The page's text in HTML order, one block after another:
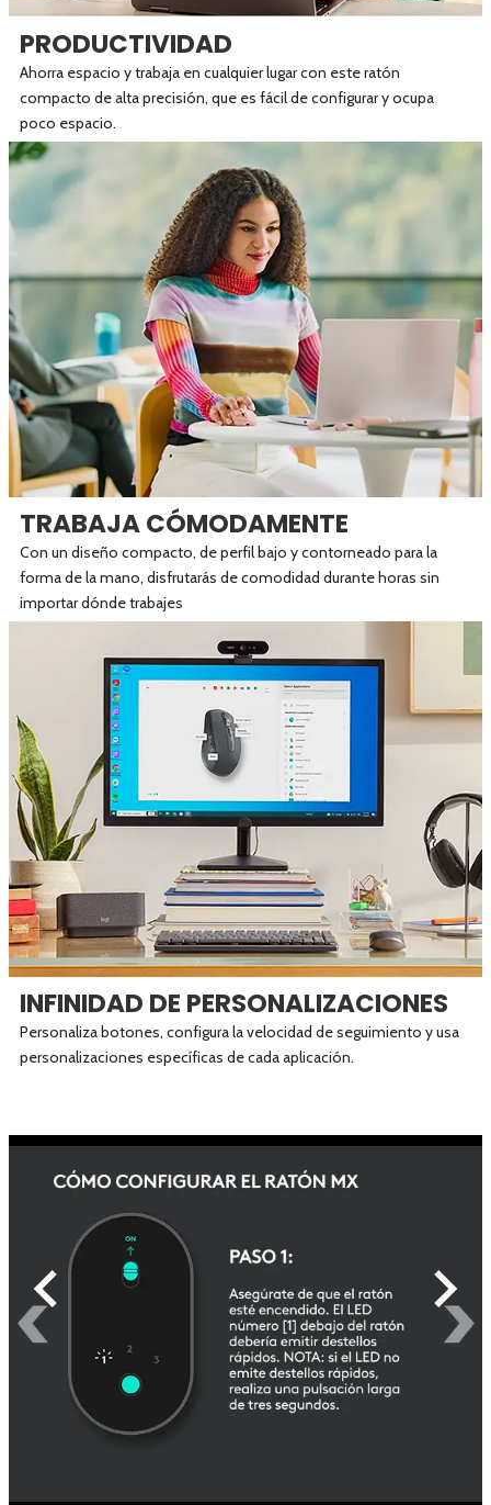
PRODUCTIVIDAD
Ahorra espacio y trabaja en cualquier lugar con este ratón
compacto de alta precisión, que es fácil de configurar y ocupa
poco espacio.
TRABAJA CÓMODAMENTE
Con un diseño compacto, de perfil bajo y contorneado para la
forma de la mano, disfrutarás de comodidad durante horas sin
importar dónde trabajes
INFINIDAD DE PERSONALIZACIONES
Personaliza botones, configura la velocidad de seguimiento y usa
personalizaciones específicas de cada aplicación.
chevron_left chevron_right